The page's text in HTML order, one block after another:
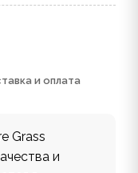
и оплата
Grass
и